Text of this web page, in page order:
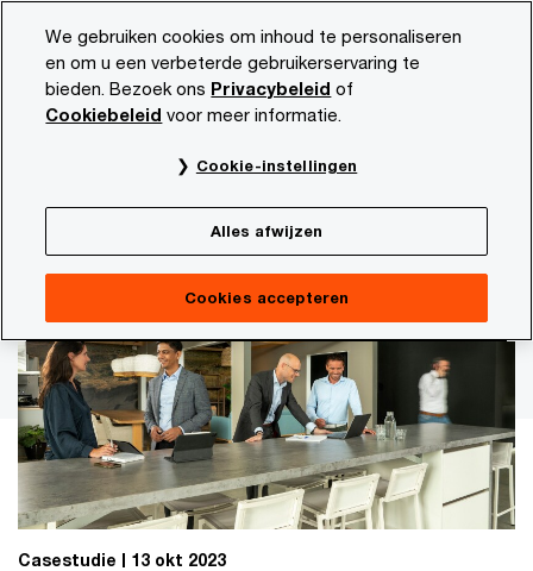
content
footer
PwC NL Actueel en publicaties Diensten en sectoren
PwC ontzorgt Roompot bij grote overname
Een samensmelting van twee
werelden
Casestudie 13 okt 2023
We gebruiken cookies om inhoud te personaliseren
en om u een verbeterde gebruikerservaring te
bieden. Bezoek ons Privacybeleid of
Cookiebeleid voor meer informatie.
Cookie-instellingen
Alles afwijzen
Cookies accepteren